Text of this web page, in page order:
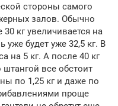
стороны самого
залов. Обычно
кг увеличивается на
уже будет уже 32,5 кг. В
на 5 кг. А после 40 кг
все обстоит
по 1,25 кг и даже по
проще